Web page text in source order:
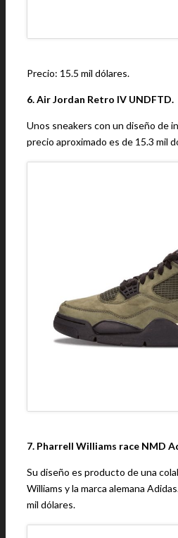
Precio: 15.5 mil dólares.
6. Air Jordan Retro IV UNDFTD.
Unos sneakers con un diseño de
precio aproximado es de 15.3 mil
7. Pharrell Williams race NMD
Su diseño es producto de una
Williams y la marca alemana
mil dólares.